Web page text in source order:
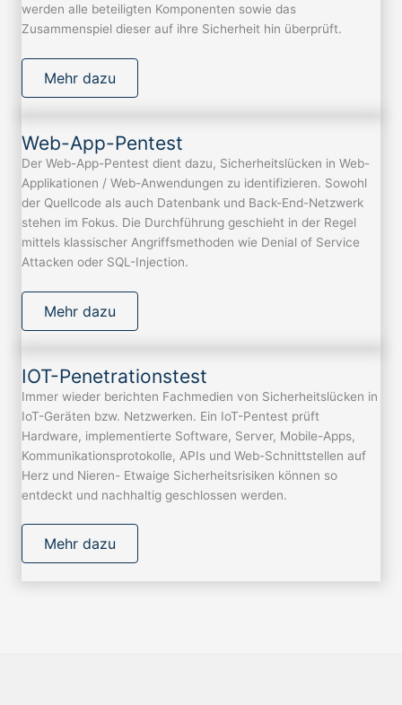
werden alle beteiligten Komponenten sowie das
Zusammenspiel dieser auf ihre Sicherheit hin überprüft.
Mehr dazu
Web-App-Pentest
Der Web-App-Pentest dient dazu, Sicherheitslücken in Web-
Applikationen / Web-Anwendungen zu identifizieren. Sowohl
der Quellcode als auch Datenbank und Back-End-Netzwerk
stehen im Fokus. Die Durchführung geschieht in der Regel
mittels klassischer Angriffsmethoden wie Denial of Service
Attacken oder SQL-Injection.
Mehr dazu
IOT-Penetrationstest
Immer wieder berichten Fachmedien von Sicherheitslücken in
IoT-Geräten bzw. Netzwerken. Ein IoT-Pentest prüft
Hardware, implementierte Software, Server, Mobile-Apps,
Kommunikationsprotokolle, APIs und Web-Schnittstellen auf
Herz und Nieren- Etwaige Sicherheitsrisiken können so
entdeckt und nachhaltig geschlossen werden.
Mehr dazu